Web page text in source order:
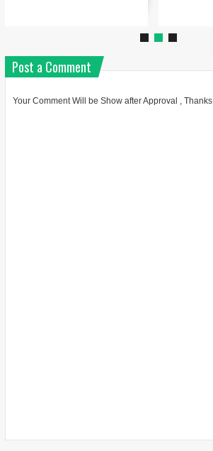
Post a Comment
Your Comment Will be Show after Approval , Thanks